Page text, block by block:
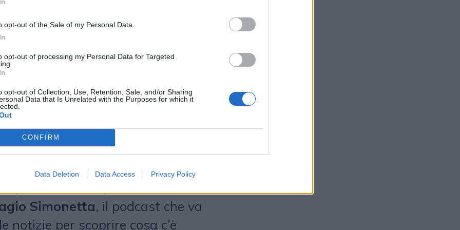
opt-out of the Sale of my Personal Data.
opt-out of processing my Personal Data for Targeted
opt-out of Collection, Use, Retention, Sale, and/or Sharing
Data that Is Unrelated with the Purposes for which it
CONFIRM
Data Deletion Data Access Privacy Policy
efficace per raggiungere un
profilato.
programmazione 2026 si apre
produzioni continuative che
di 24Ore Podcast, come
ogni mattina seleziona e
utili da non perdere e che a
più attualità e più attenzione ai
Simonetta, il podcast che va
notizie per scoprire cosa c’è